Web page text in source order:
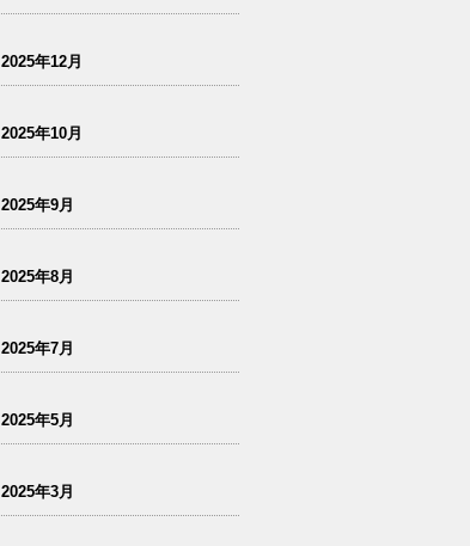
2025年12月
2025年10月
2025年9月
2025年8月
2025年7月
2025年5月
2025年3月